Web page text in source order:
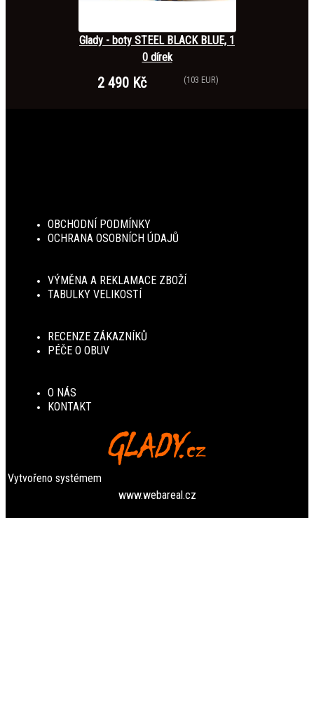
Glady - boty STEEL BLACK BLUE, 1
0 dírek
2 490 Kč (103 EUR)
OBCHODNÍ PODMÍNKY
OCHRANA OSOBNÍCH ÚDAJŮ
VÝMĚNA A REKLAMACE ZBOŽÍ
TABULKY VELIKOSTÍ
RECENZE ZÁKAZNÍKŮ
PÉČE O OBUV
O NÁS
KONTAKT
Vytvořeno systémem
www.webareal.cz